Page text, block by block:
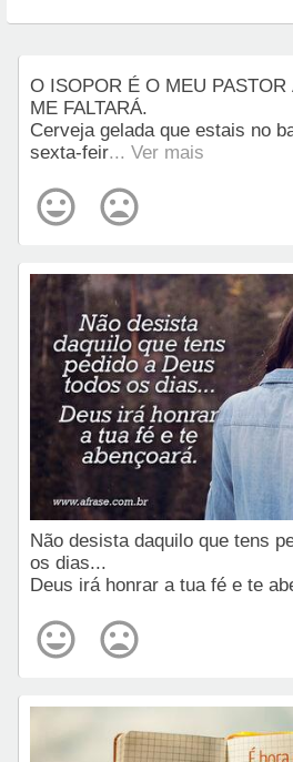
O ISOPOR É O MEU
ME FALTARÁ.
Cerveja gelada que estais no
sexta-feir... Ver mais
Não desista daquilo que tens
os dias...
Deus irá honrar a tua fé e te